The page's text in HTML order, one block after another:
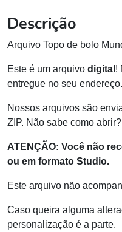
Descrição
Arquivo Topo de bolo
Este é um arquivo digital !
entregue no seu endereço.
Nossos arquivos são
ZIP. Não sabe como abrir?
ATENÇÃO: Você não
ou em formato Studio.
Este arquivo não
Caso queira alguma
personalização é a parte.